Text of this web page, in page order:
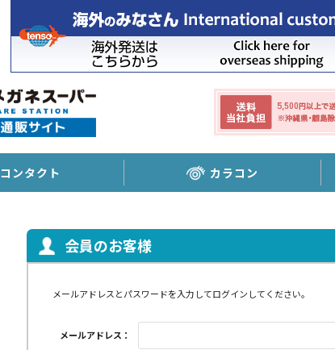
コンタクト カラコン
会員のお客様
メールアドレスとパスワードを入力してログインしてください。
メールアドレス：